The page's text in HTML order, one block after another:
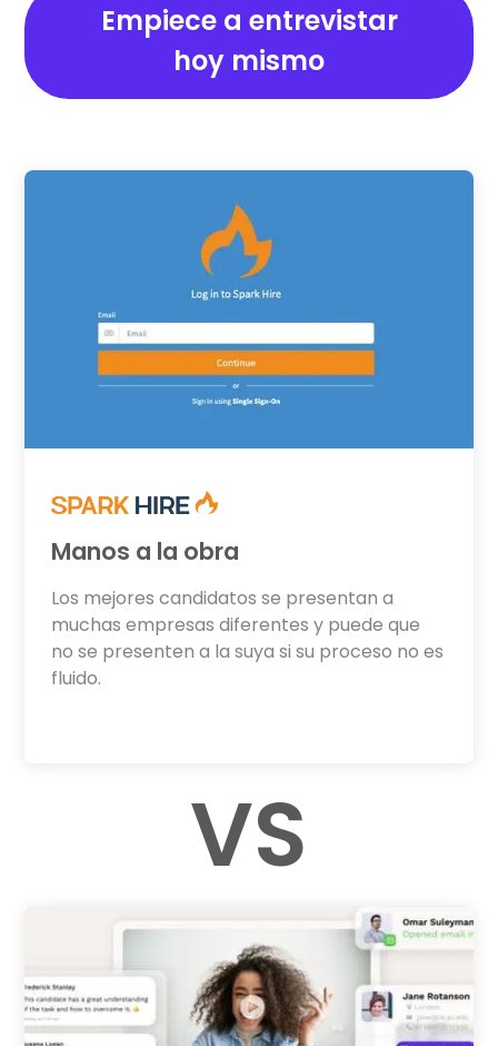
Empiece a entrevistar
hoy mismo
Manos a la obra
Los mejores candidatos se presentan a
muchas empresas diferentes y puede que
no se presenten a la suya si su proceso no es
fluido.
VS